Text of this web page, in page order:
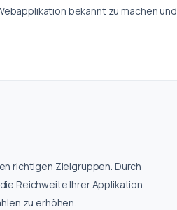
bekannt zu machen und
richtigen Zielgruppen. Durch
Reichweite Ihrer Applikation.
zu erhöhen.